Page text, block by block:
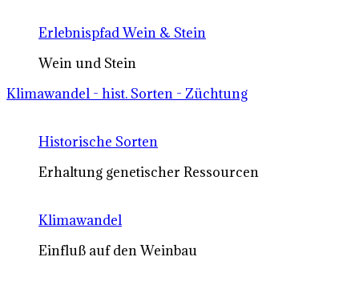
Erlebnispfad Wein & Stein
Wein und Stein
Klimawandel - hist. Sorten - Züchtung
Historische Sorten
Erhaltung genetischer Ressourcen
Klimawandel
Einfluß auf den Weinbau